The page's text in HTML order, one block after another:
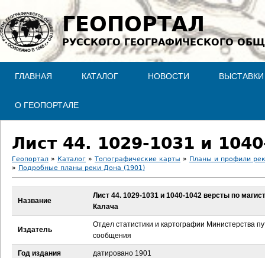
Jump to navigation
ГЕОПОРТАЛ
РУССКОГО ГЕОГРАФИЧЕСКОГО
ГЛАВНАЯ КАТАЛОГ НОВОСТИ ВЫСТАВКИ
О ГЕОПОРТАЛЕ
В
ы
д
Геопортал » Каталог » Топографические карты » Планы и профили
» Подробные планы реки Дона (1901)
Название
Лист 44. 1029-1031 и 1040-1042 версты по
Калача
Издатель
Отдел статистики и картографии Министерства
сообщения
Год издания датировано 1901